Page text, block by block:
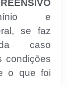
e
se faz
caso
condições
o que foi